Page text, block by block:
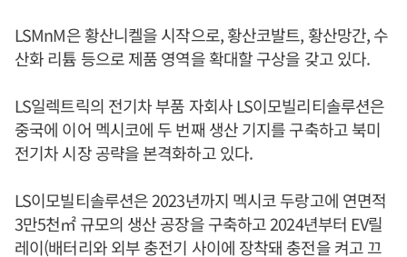
LSMnM은 황산니켈을 시작으로, 황산코발트, 황산망간, 수
산화 리튬 등으로 제품 영역을 확대할 구상을 갖고 있다.
LS일렉트릭의 전기차 부품 자회사 LS이모빌리티솔루션은
중국에 이어 멕시코에 두 번째 생산 기지를 구축하고 북미
전기차 시장 공략을 본격화하고 있다.
LS이모빌티솔루션은 2023년까지 멕시코 두랑고에 연면적
3만5천㎡ 규모의 생산 공장을 구축하고 2024년부터 EV릴
레이(배터리와 외부 충전기 사이에 장착돼 충전을 켜고 끄